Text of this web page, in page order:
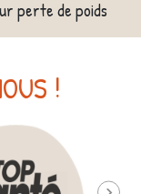
perte de poids
!